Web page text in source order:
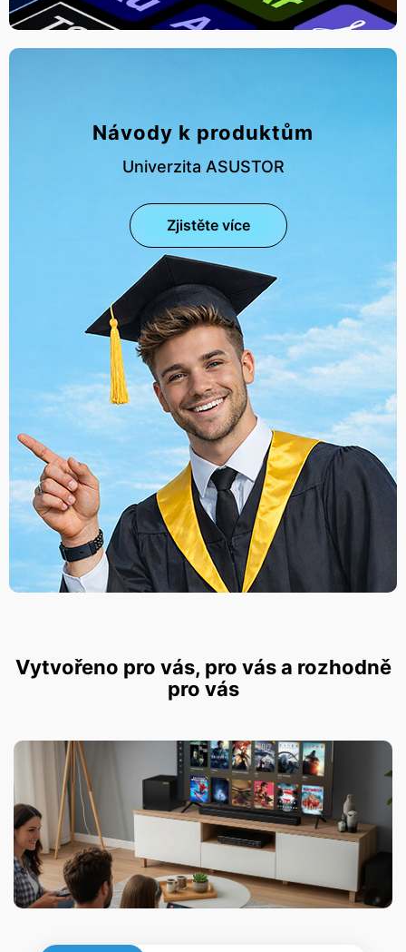
Návody k produktům
Univerzita ASUSTOR
Zjistěte více
Vytvořeno pro vás, pro vás a rozhodně
pro vás